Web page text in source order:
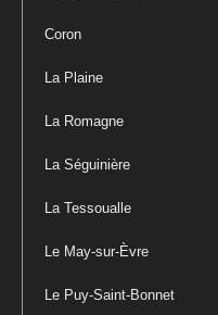
Coron
La Plaine
La Romagne
La Séguinière
La Tessoualle
Le May-sur-Èvre
Le Puy-Saint-Bonnet